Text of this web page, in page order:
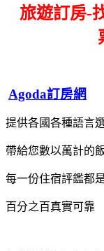
旅遊訂房-
Agoda訂房網
提供各國各種語言
帶給您數以萬計的
每一份住宿評鑑都
百分之百真實可靠